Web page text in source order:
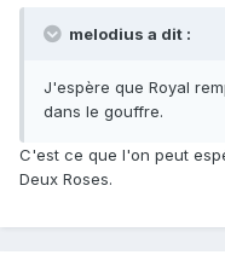
melodius a dit :
J'espère que Royal
dans le gouffre.
C'est ce que l'on peut
Deux Roses.